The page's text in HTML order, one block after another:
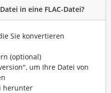
in eine FLAC-Datei?
Sie konvertieren
(optional)
um Ihre Datei von
herunter